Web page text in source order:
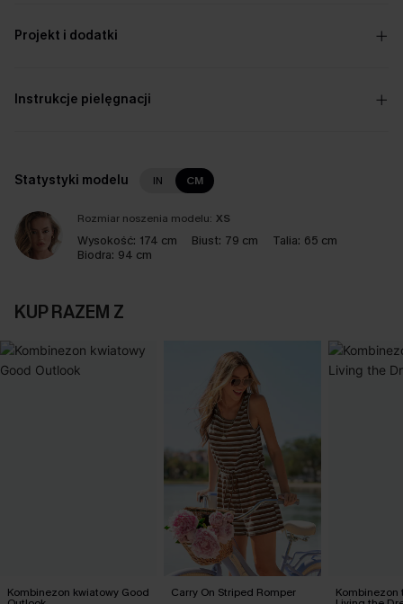
Projekt i dodatki
Instrukcje pielęgnacji
Statystyki modelu IN CM
Rozmiar noszenia modelu: XS
Wysokość: 174 cm Biust: 79 cm Talia: 65 cm
Biodra: 94 cm
KUP RAZEM Z
Kombinezon kwiatowy Good Carry On Striped Romper Kombinezon